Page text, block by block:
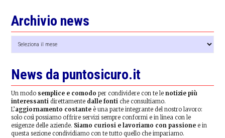
Archivio news
news
News da puntosicuro.it
Un modo semplice e comodo per condividere con te lenotizie più
interessanti direttamente dalle fonti che consultiamo.
L’aggiornamento costante è una parte integrante del nostro lavoro:
solo così possiamo offrire servizi sempre conformi e in linea con le
esigenze delle aziende. Siamo curiosi e lavoriamo con passione e in
questa sezione condividiamo con te tutto quello che impariamo.